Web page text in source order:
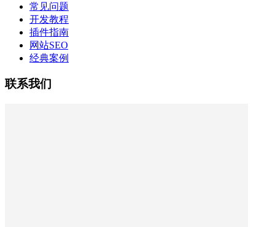
常见问题
开发教程
插件指南
网站SEO
经典案例
联系我们